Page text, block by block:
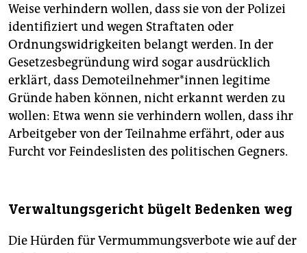
Weise verhindern wollen, dass sie von der Polizei
identifiziert und wegen Straftaten oder
Ordnungswidrigkeiten belangt werden. In der
Gesetzesbegründung wird sogar ausdrücklich
erklärt, dass De­mo­teil­neh­me­r*in­nen legitime
Gründe haben können, nicht erkannt werden zu
wollen: Etwa wenn sie verhindern wollen, dass ihr
Arbeitgeber von der Teilnahme erfährt, oder aus
Furcht vor Feindeslisten des politischen Gegners.
Verwaltungsgericht bügelt Bedenken weg
Die Hürden für Vermummungsverbote wie auf der